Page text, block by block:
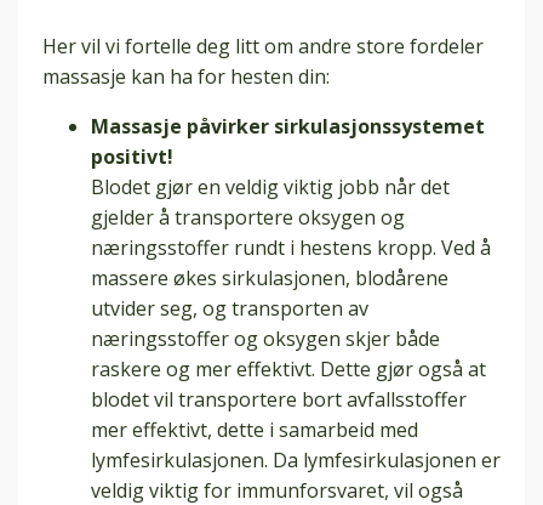
Her vil vi fortelle deg litt om andre store fordeler
massasje kan ha for hesten din:
Massasje påvirker sirkulasjonssystemet
positivt!
Blodet gjør en veldig viktig jobb når det
gjelder å transportere oksygen og
næringsstoffer rundt i hestens kropp. Ved å
massere økes sirkulasjonen, blodårene
utvider seg, og transporten av
næringsstoffer og oksygen skjer både
raskere og mer effektivt. Dette gjør også at
blodet vil transportere bort avfallsstoffer
mer effektivt, dette i samarbeid med
lymfesirkulasjonen. Da lymfesirkulasjonen er
veldig viktig for immunforsvaret, vil også